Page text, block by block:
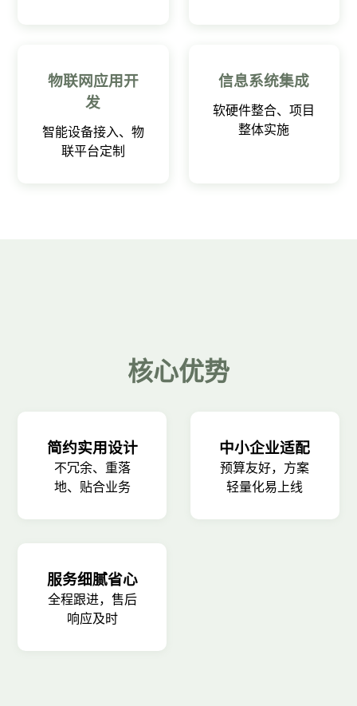
物联网应用开
发
智能设备接入、物
联平台定制
信息系统集成
软硬件整合、项目
整体实施
核心优势
简约实用设计
不冗余、重落
地、贴合业务
中小企业适配
预算友好，方案
轻量化易上线
服务细腻省心
全程跟进，售后
响应及时